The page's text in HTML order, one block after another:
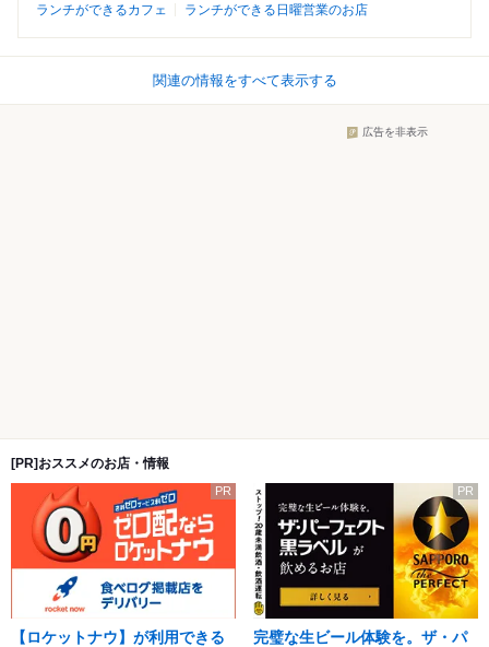
ランチができるカフェ ランチができる日曜営業のお店
関連の情報をすべて表示する
広告を非表示
[PR]おススメのお店・情報
PR
【ロケットナウ】が利用できる
PR
完璧な生ビール体験を。ザ・パ